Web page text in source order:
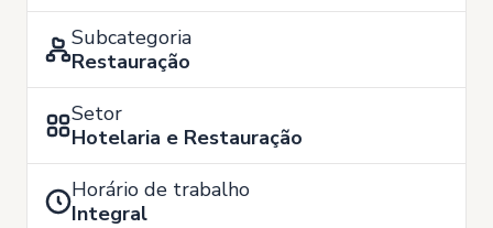
Subcategoria
Restauração
Setor
Hotelaria e Restauração
Horário de trabalho
Integral